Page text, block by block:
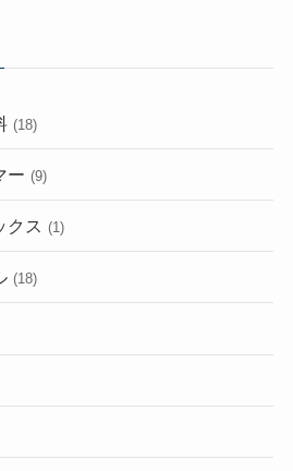
(18)
ー (9)
クス (1)
(18)